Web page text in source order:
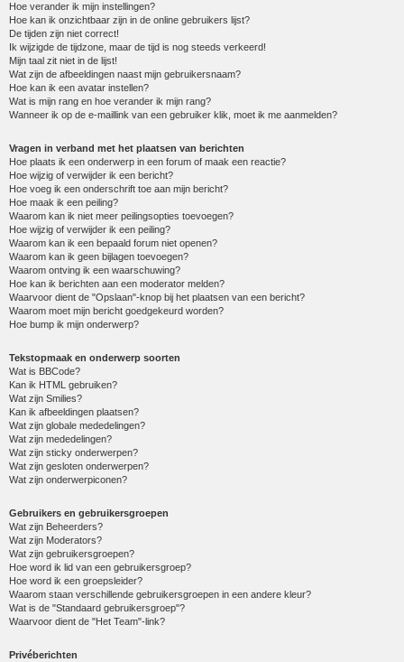
Hoe verander ik mijn instellingen?
Hoe kan ik onzichtbaar zijn in de online gebruikers lijst?
De tijden zijn niet correct!
Ik wijzigde de tijdzone, maar de tijd is nog steeds verkeerd!
Mijn taal zit niet in de lijst!
Wat zijn de afbeeldingen naast mijn gebruikersnaam?
Hoe kan ik een avatar instellen?
Wat is mijn rang en hoe verander ik mijn rang?
Wanneer ik op de e-maillink van een gebruiker klik, moet ik me aanmelden?
Vragen in verband met het plaatsen van berichten
Hoe plaats ik een onderwerp in een forum of maak een reactie?
Hoe wijzig of verwijder ik een bericht?
Hoe voeg ik een onderschrift toe aan mijn bericht?
Hoe maak ik een peiling?
Waarom kan ik niet meer peilingsopties toevoegen?
Hoe wijzig of verwijder ik een peiling?
Waarom kan ik een bepaald forum niet openen?
Waarom kan ik geen bijlagen toevoegen?
Waarom ontving ik een waarschuwing?
Hoe kan ik berichten aan een moderator melden?
Waarvoor dient de "Opslaan"-knop bij het plaatsen van een bericht?
Waarom moet mijn bericht goedgekeurd worden?
Hoe bump ik mijn onderwerp?
Tekstopmaak en onderwerp soorten
Wat is BBCode?
Kan ik HTML gebruiken?
Wat zijn Smilies?
Kan ik afbeeldingen plaatsen?
Wat zijn globale mededelingen?
Wat zijn mededelingen?
Wat zijn sticky onderwerpen?
Wat zijn gesloten onderwerpen?
Wat zijn onderwerpiconen?
Gebruikers en gebruikersgroepen
Wat zijn Beheerders?
Wat zijn Moderators?
Wat zijn gebruikersgroepen?
Hoe word ik lid van een gebruikersgroep?
Hoe word ik een groepsleider?
Waarom staan verschillende gebruikersgroepen in een andere kleur?
Wat is de "Standaard gebruikersgroep"?
Waarvoor dient de "Het Team"-link?
Privéberichten